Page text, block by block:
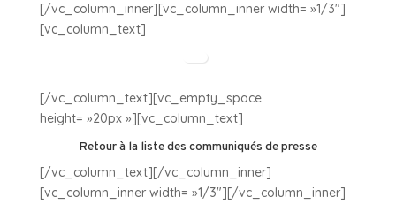
[/vc_column_inner][vc_column_inner width= »1/3″]
[vc_column_text]
[/vc_column_text][vc_empty_space
height= »20px »][vc_column_text]
Retour à la liste des communiqués de presse
[/vc_column_text][/vc_column_inner]
[vc_column_inner width= »1/3″][/vc_column_inner]